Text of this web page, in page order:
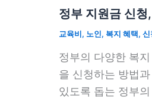
정부 지원금 신
교육비, 노인, 복지 혜택, 신
정부의 다양한 복
을 신청하는 방법
있도록 돕는 정부